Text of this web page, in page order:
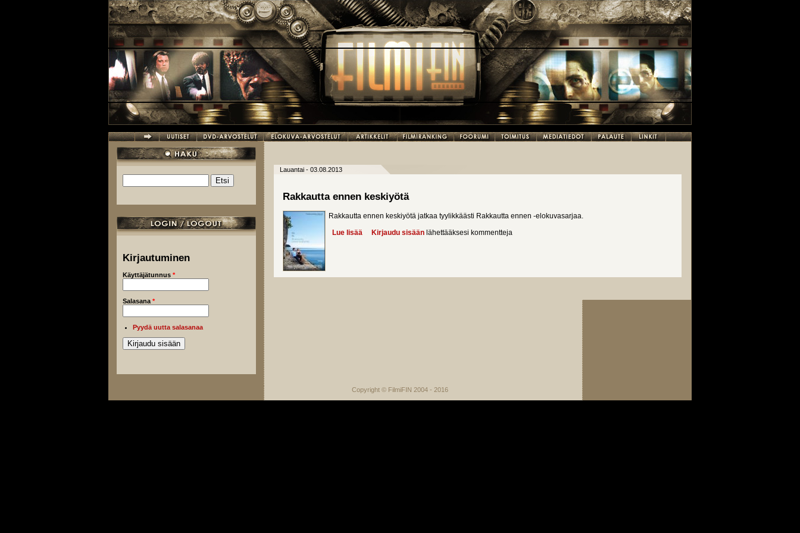
Hakulomake
Kirjautuminen
Käyttäjätunnus *
Salasana *
Pyydä uutta salasanaa
Lauantai - 03.08.2013
Rakkautta ennen keskiyötä
Rakkautta ennen keskiyötä jatkaa tyylikkäästi Rakkautta ennen -elokuvasarjaa.
Lue lisää about Rakkautta ennen keskiyötä
Kirjaudu sisään lähettääksesi kommentteja
Copyright © FilmiFIN 2004 - 2016